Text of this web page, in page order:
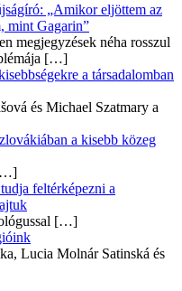
„Amikor eljöttem az
mint Gagarin”
megjegyzések néha rosszul
[…]
a társadalomban
és Michael Szatmary a
a kisebb közeg
feltérképezni a
[…]
Lucia Molnár Satinská és